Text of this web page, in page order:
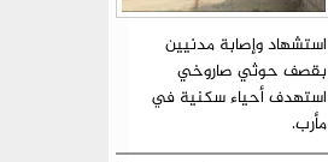
استشهاد وإصابة مدنيين
بقصف حوثي صاروخي
استهدف أحياء سكنية في
مأرب.